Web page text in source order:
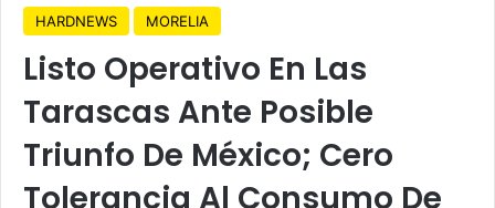
HARDNEWS MORELIA
Listo Operativo En Las
Tarascas Ante Posible
Triunfo De México; Cero
Tolerancia Al Consumo De